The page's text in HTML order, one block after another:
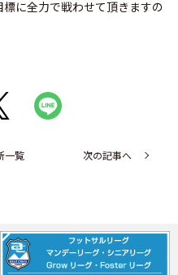
に全力で戦わせて頂きますの
一覧 次の記事へ